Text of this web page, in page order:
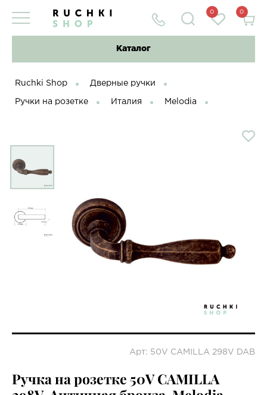
0 0
Каталог
Ruchki Shop Дверные ручки
Ручки на розетке Италия Melodia
Арт: 50V CAMILLA 298V DAB
Ручка на розетке 50V CAMILLA